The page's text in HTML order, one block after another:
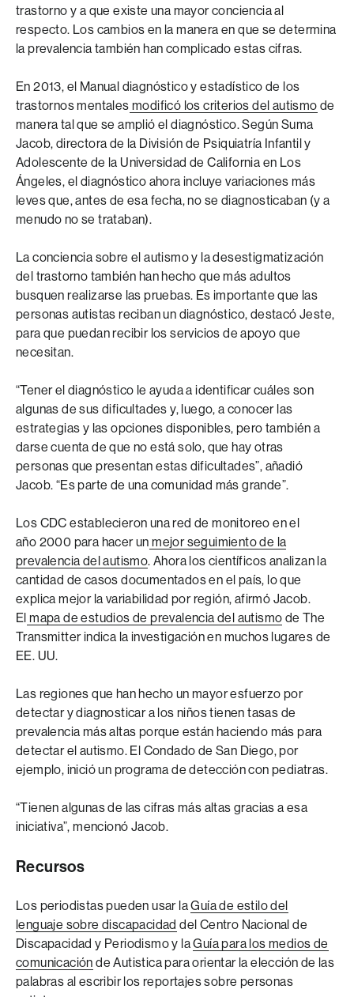
trastorno y a que existe una mayor conciencia al
respecto. Los cambios en la manera en que se determina
la prevalencia también han complicado estas cifras.
En 2013, el Manual diagnóstico y estadístico de los
trastornos mentales modificó los criterios del autismo de
manera tal que se amplió el diagnóstico. Según Suma
Jacob, directora de la División de Psiquiatría Infantil y
Adolescente de la Universidad de California en Los
Ángeles, el diagnóstico ahora incluye variaciones más
leves que, antes de esa fecha, no se diagnosticaban (y a
menudo no se trataban).
La conciencia sobre el autismo y la desestigmatización
del trastorno también han hecho que más adultos
busquen realizarse las pruebas. Es importante que las
personas autistas reciban un diagnóstico, destacó Jeste,
para que puedan recibir los servicios de apoyo que
necesitan.
“Tener el diagnóstico le ayuda a identificar cuáles son
algunas de sus dificultades y, luego, a conocer las
estrategias y las opciones disponibles, pero también a
darse cuenta de que no está solo, que hay otras
personas que presentan estas dificultades”, añadió
Jacob. “Es parte de una comunidad más grande”.
Los CDC establecieron una red de monitoreo en el
año 2000 para hacer un mejor seguimiento de la
prevalencia del autismo. Ahora los científicos analizan la
cantidad de casos documentados en el país, lo que
explica mejor la variabilidad por región, afirmó Jacob.
El mapa de estudios de prevalencia del autismo de The
Transmitter indica la investigación en muchos lugares de
EE. UU.
Las regiones que han hecho un mayor esfuerzo por
detectar y diagnosticar a los niños tienen tasas de
prevalencia más altas porque están haciendo más para
detectar el autismo. El Condado de San Diego, por
ejemplo, inició un programa de detección con pediatras.
“Tienen algunas de las cifras más altas gracias a esa
iniciativa”, mencionó Jacob.
Recursos
Los periodistas pueden usar laGuía de estilo del
lenguaje sobre discapacidad del Centro Nacional de
Discapacidad y Periodismo y laGuía para los medios de
comunicación de Autistica para orientar la elección de las
palabras al escribir los reportajes sobre personas